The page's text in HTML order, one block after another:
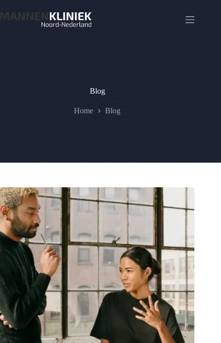
naar
de
Blog
Home Blog